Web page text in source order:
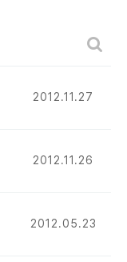
2012.11.27
2012.11.26
2012.05.23